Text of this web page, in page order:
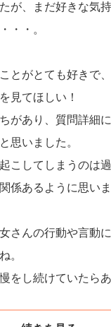
が、まだ好きな気
・・。
とがとても好きで
見てほしい！
があり、質問詳細
思いました。
こしてしまうのは
係あるように思いま
さんの行動や言動
。
をし続けていたら